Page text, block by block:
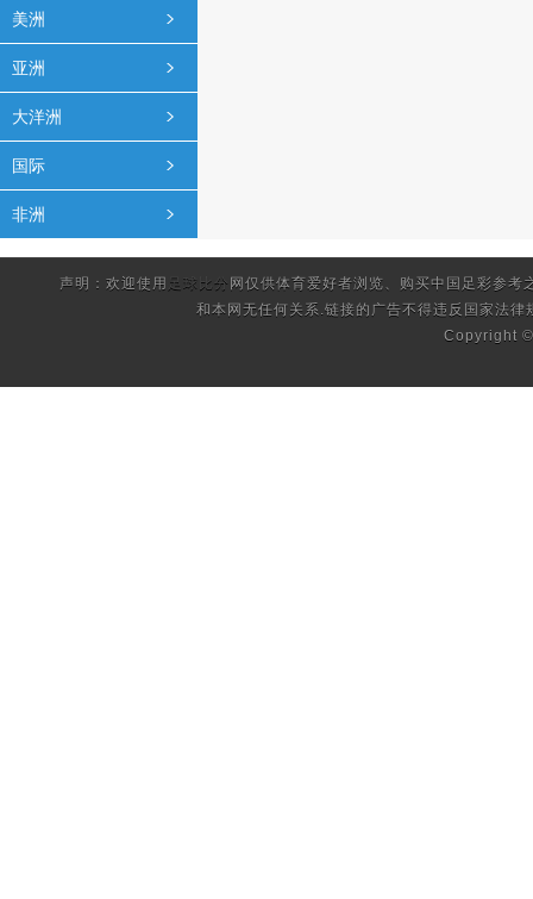
美洲
亚洲
大洋洲
国际
非洲
声明：欢迎使用 足球比分 网仅供体育爱好者浏览、购买中国足彩参
和本网无任何关系.链接的广告不得违反国家法律
Copyright